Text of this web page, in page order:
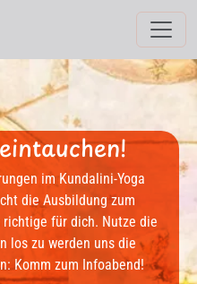
Yoga
Stressbewältigung durch
Krankenkassen anerkannter